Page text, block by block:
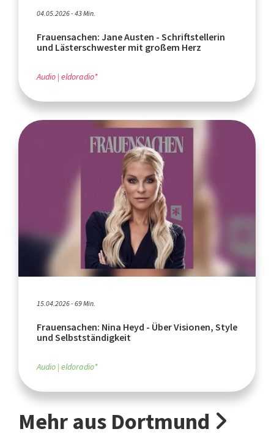
04.05.2026 - 43 Min.
Frauensachen: Jane Austen - Schriftstellerin
und Lästerschwester mit großem Herz
Audio eldoradio*
15.04.2026 - 69 Min.
Frauensachen: Nina Heyd - Über Visionen, Style
und Selbstständigkeit
Audio eldoradio*
Mehr aus Dortmund